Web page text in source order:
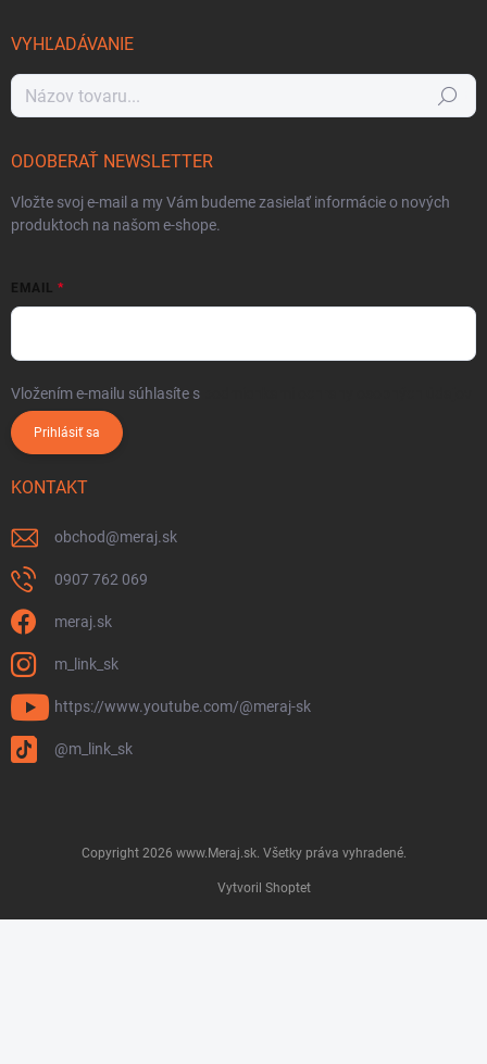
VYHĽADÁVANIE
Hľadať
ODOBERAŤ NEWSLETTER
Vložte svoj e-mail a my Vám budeme zasielať informácie o nových
produktoch na našom e-shope.
EMAIL
Vložením e-mailu súhlasíte s
Prihlásiť sa
KONTAKT
obchod@meraj.sk
0907 762 069
meraj.sk
m_link_sk
https://www.youtube.com/@meraj-sk
@m_link_sk
Vytvoril Shoptet
Copyright 2026 www.Meraj.sk. Všetky práva vyhradené.